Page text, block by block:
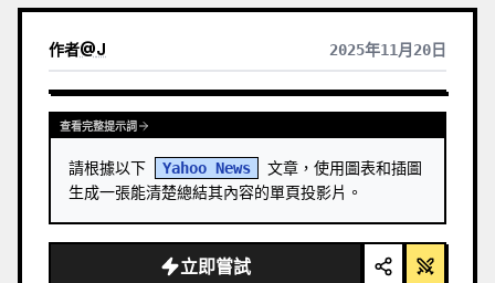
作者@J 2025年11月20日
查看完整提示詞
請根據以下 Yahoo News
文章，使用圖表和插圖
生成一張能清楚總結其內容的單頁投影片。
立即嘗試